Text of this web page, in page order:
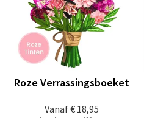
Vanaf€ 18,95
Roze Verrassingsboeket